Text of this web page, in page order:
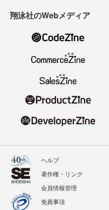
翔泳社のWebメディア
ヘルプ
著作権・リンク
会員情報管理
免責事項